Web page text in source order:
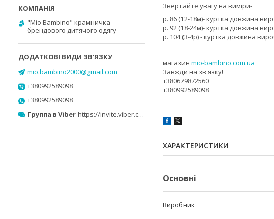
Звертайте увагу на виміри-
р. 86 (12-18м)- куртка довжина
р. 92 (18-24м)- куртка довжина
р. 104 (3-4р) - куртка довжина
магазин mio-bambino.com.ua
Завжди на зв'язку!
+380679872560
+380992589098
ХАРАКТЕРИСТИКИ
Основні
Виробник
"Mio Bambino" крамничка
брендового дитячого одягу
mio.bambino2000@gmail.com
+380992589098
+380992589098
Группа в Viber https://invite.viber.com/?g2=AQB0ufind8ISw0sgsCGhsNIX5ImUbR0nGBbftYNtUVQBrgNxagmexD00%2Bpyk6WYC